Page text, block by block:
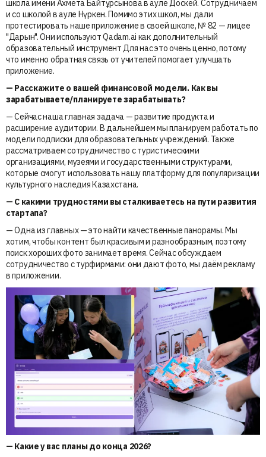
школа имени Ахмета Байтұрсынова в ауле Доскей. Сотрудничаем
и со школой в ауле Нүркен. Помимо этих школ, мы дали
протестировать наше приложение в своей школе, № 82 — лицее
"Дарын". Они используют Qadam.ai как дополнительный
образовательный инструмент Для нас это очень ценно, потому
что именно обратная связь от учителей помогает улучшать
приложение.
— ⁠Расскажите о вашей финансовой модели. Как вы
зарабатываете/планируете зарабатывать?
— Сейчас наша главная задача — развитие продукта и
расширение аудитории. В дальнейшем мы планируем работать по
модели подписки для образовательных учреждений. Также
рассматриваем сотрудничество с туристическими
организациями, музеями и государственными структурами,
которые смогут использовать нашу платформу для популяризации
культурного наследия Казахстана.
— ⁠С какими трудностями вы сталкиваетесь на пути развития
стартапа?
— Одна из главных — это найти качественные панорамы. Мы
хотим, чтобы контент был красивым и разнообразным, поэтому
поиск хороших фото занимает время. Сейчас обсуждаем
сотрудничество с турфирмами: они дают фото, мы даём рекламу
в приложении.
— ⁠Какие у вас планы до конца 2026?